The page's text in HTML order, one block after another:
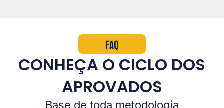
FAQ
CONHEÇA O CICLO DOS
APROVADOS
Base de toda metodologia